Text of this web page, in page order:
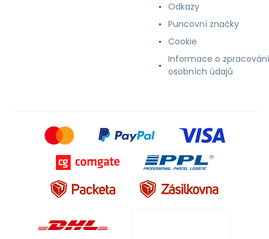
Odkazy
Puncovní značky
Cookie
Informace o zpracování
osobních údajů